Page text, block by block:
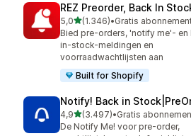
REZ Preorder, Back In
5,0van 5 sterren
(1.346)
1346 recensies in totaal
•
Bied pre-orders, 'notify me'- en
in-stock-meldingen en
voorraadwachtlijsten aan
Built for Shopify
Notify! Back in
4,9van 5 sterren
(3.497)
3497 recensies in totaal
•
De Notify Me! voor pre-order,